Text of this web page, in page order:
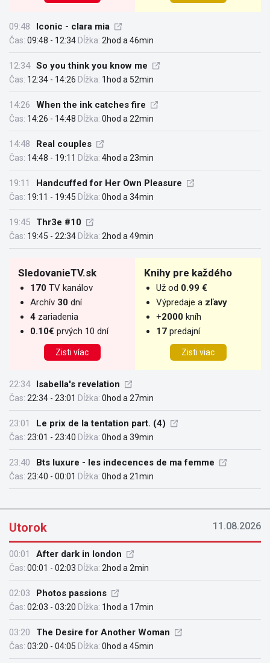
09:48 Iconic - clara mia
Čas: 09:48 - 12:34 Dĺžka: 2hod a 46min
12:34 So you think you know me
Čas: 12:34 - 14:26 Dĺžka: 1hod a 52min
14:26 When the ink catches fire
Čas: 14:26 - 14:48 Dĺžka: 0hod a 22min
14:48 Real couples
Čas: 14:48 - 19:11 Dĺžka: 4hod a 23min
19:11 Handcuffed for Her Own Pleasure
Čas: 19:11 - 19:45 Dĺžka: 0hod a 34min
19:45 Thr3e #10
Čas: 19:45 - 22:34 Dĺžka: 2hod a 49min
SledovanieTV.sk
170 TV kanálov
Archív 30 dní
4 zariadenia
0.10€ prvých 10 dní
Zisti víac
Knihy pre každého
Už od 0.99 €
Výpredaje a zľavy
+2000 kníh
17 predajní
Zisti viac
22:34 Isabella's revelation
Čas: 22:34 - 23:01 Dĺžka: 0hod a 27min
23:01 Le prix de la tentation part. (4)
Čas: 23:01 - 23:40 Dĺžka: 0hod a 39min
23:40 Bts luxure - les indecences de ma femme
Čas: 23:40 - 00:01 Dĺžka: 0hod a 21min
Utorok 11.08.2026
00:01 After dark in london
Čas: 00:01 - 02:03 Dĺžka: 2hod a 2min
02:03 Photos passions
Čas: 02:03 - 03:20 Dĺžka: 1hod a 17min
03:20 The Desire for Another Woman
Čas: 03:20 - 04:05 Dĺžka: 0hod a 45min